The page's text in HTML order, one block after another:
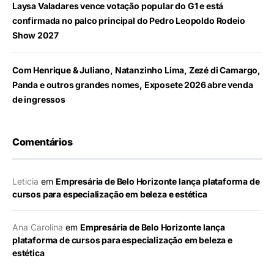
Laysa Valadares vence votação popular do G1 e está
confirmada no palco principal do Pedro Leopoldo Rodeio
Show 2027
Com Henrique & Juliano, Natanzinho Lima, Zezé di Camargo,
Panda e outros grandes nomes, Exposete 2026 abre venda
de ingressos
Comentários
Leticia em Empresária de Belo Horizonte lança plataforma de
cursos para especialização em beleza e estética
Ana Carolina em Empresária de Belo Horizonte lança
plataforma de cursos para especialização em beleza e
estética